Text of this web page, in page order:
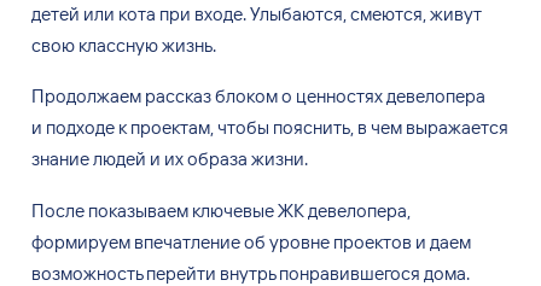
детей или кота при входе. Улыбаются, смеются, живут
свою классную жизнь.
Продолжаем рассказ блоком о ценностях девелопера
и подходе к проектам, чтобы пояснить, в чем выражается
знание людей и ихобраза жизни.
После показываем ключевые ЖК девелопера,
формируем впечатление об уровне проектов и даем
возможность перейти внутрь понравившегося дома.